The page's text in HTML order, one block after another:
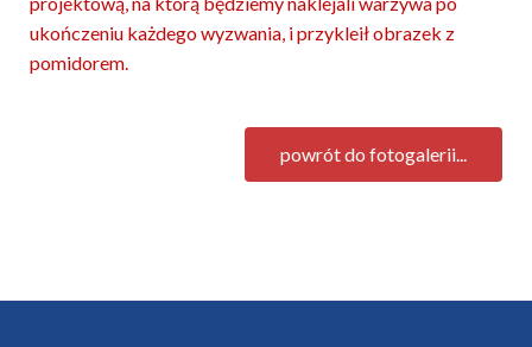
ukończeniu każdego wyzwania, i przykleił obrazek z
pomidorem.
powrót do fotogalerii...